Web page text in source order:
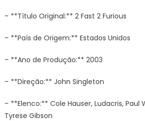
– **Título Original:** 2 Fast 2 Furious
– **País de Origem:** Estados Unidos
– **Ano de Produção:** 2003
– **Direção:** John Singleton
– **Elenco:** Cole Hauser, Ludacris, Paul
Tyrese Gibson